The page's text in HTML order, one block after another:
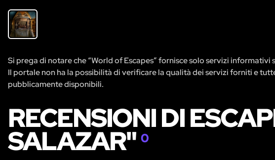
Si prega di notare che “World of Escapes” fornisce solo servizi
Il portale non ha la possibilità di verificare la qualità dei servizi forniti e
pubblicamente disponibili.
RECENSIONI DI
SALAZAR"0